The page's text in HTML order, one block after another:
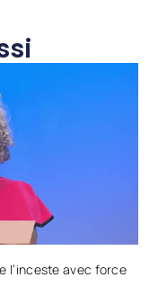
l’inceste avec force